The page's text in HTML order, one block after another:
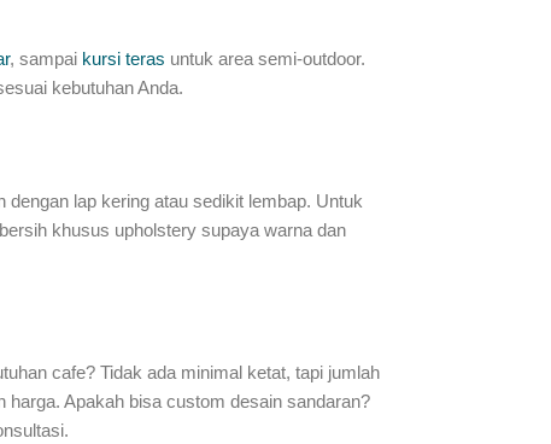
, sampai kursi teras untuk area semi-outdoor.
kebutuhan Anda.
lap kering atau sedikit lembap. Untuk
khusus upholstery supaya warna dan
cafe? Tidak ada minimal ketat, tapi jumlah
harga. Apakah bisa custom desain sandaran?